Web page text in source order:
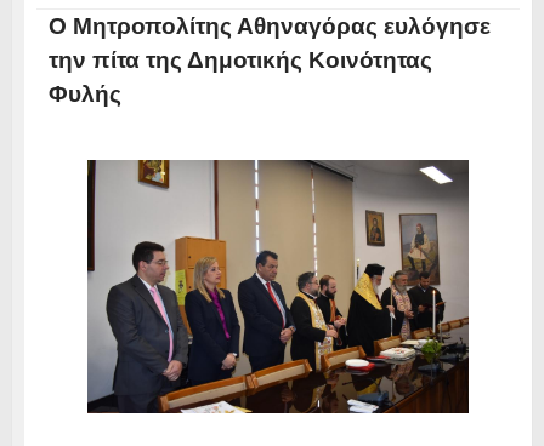
Ο Μητροπολίτης Αθηναγόρας ευλόγησε
την πίτα της Δημοτικής Κοινότητας
Φυλής